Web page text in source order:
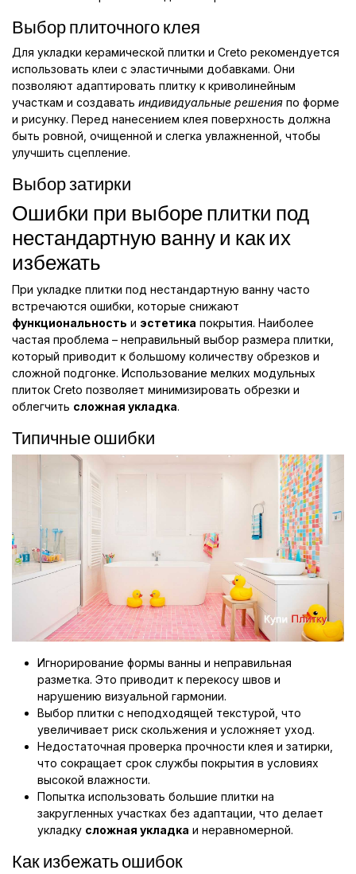
Выбор плиточного клея
Для укладки керамической плитки и Creto рекомендуется
использовать клеи с эластичными добавками. Они
позволяют адаптировать плитку к криволинейным
участкам и создавать индивидуальные решения по форме
и рисунку. Перед нанесением клея поверхность должна
быть ровной, очищенной и слегка увлажненной, чтобы
улучшить сцепление.
Выбор затирки
Ошибки при выборе плитки под
нестандартную ванну и как их
избежать
При укладке плитки под нестандартную ванну часто
встречаются ошибки, которые снижают
функциональность и эстетика покрытия. Наиболее
частая проблема – неправильный выбор размера плитки,
который приводит к большому количеству обрезков и
сложной подгонке. Использование мелких модульных
плиток Creto позволяет минимизировать обрезки и
облегчить сложная укладка.
Типичные ошибки
Игнорирование формы ванны и неправильная
разметка. Это приводит к перекосу швов и
нарушению визуальной гармонии.
Выбор плитки с неподходящей текстурой, что
увеличивает риск скольжения и усложняет уход.
Недостаточная проверка прочности клея и затирки,
что сокращает срок службы покрытия в условиях
высокой влажности.
Попытка использовать большие плитки на
закругленных участках без адаптации, что делает
укладку сложная укладка и неравномерной.
Как избежать ошибок